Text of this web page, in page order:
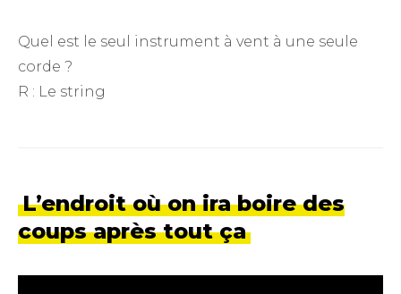
Quel est le seul instrument à vent à une seule
corde ?
R : Le string
L’endroit où on ira boire des
coups après tout ça